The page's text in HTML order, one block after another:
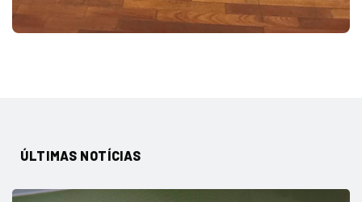
ÚLTIMAS NOTÍCIAS